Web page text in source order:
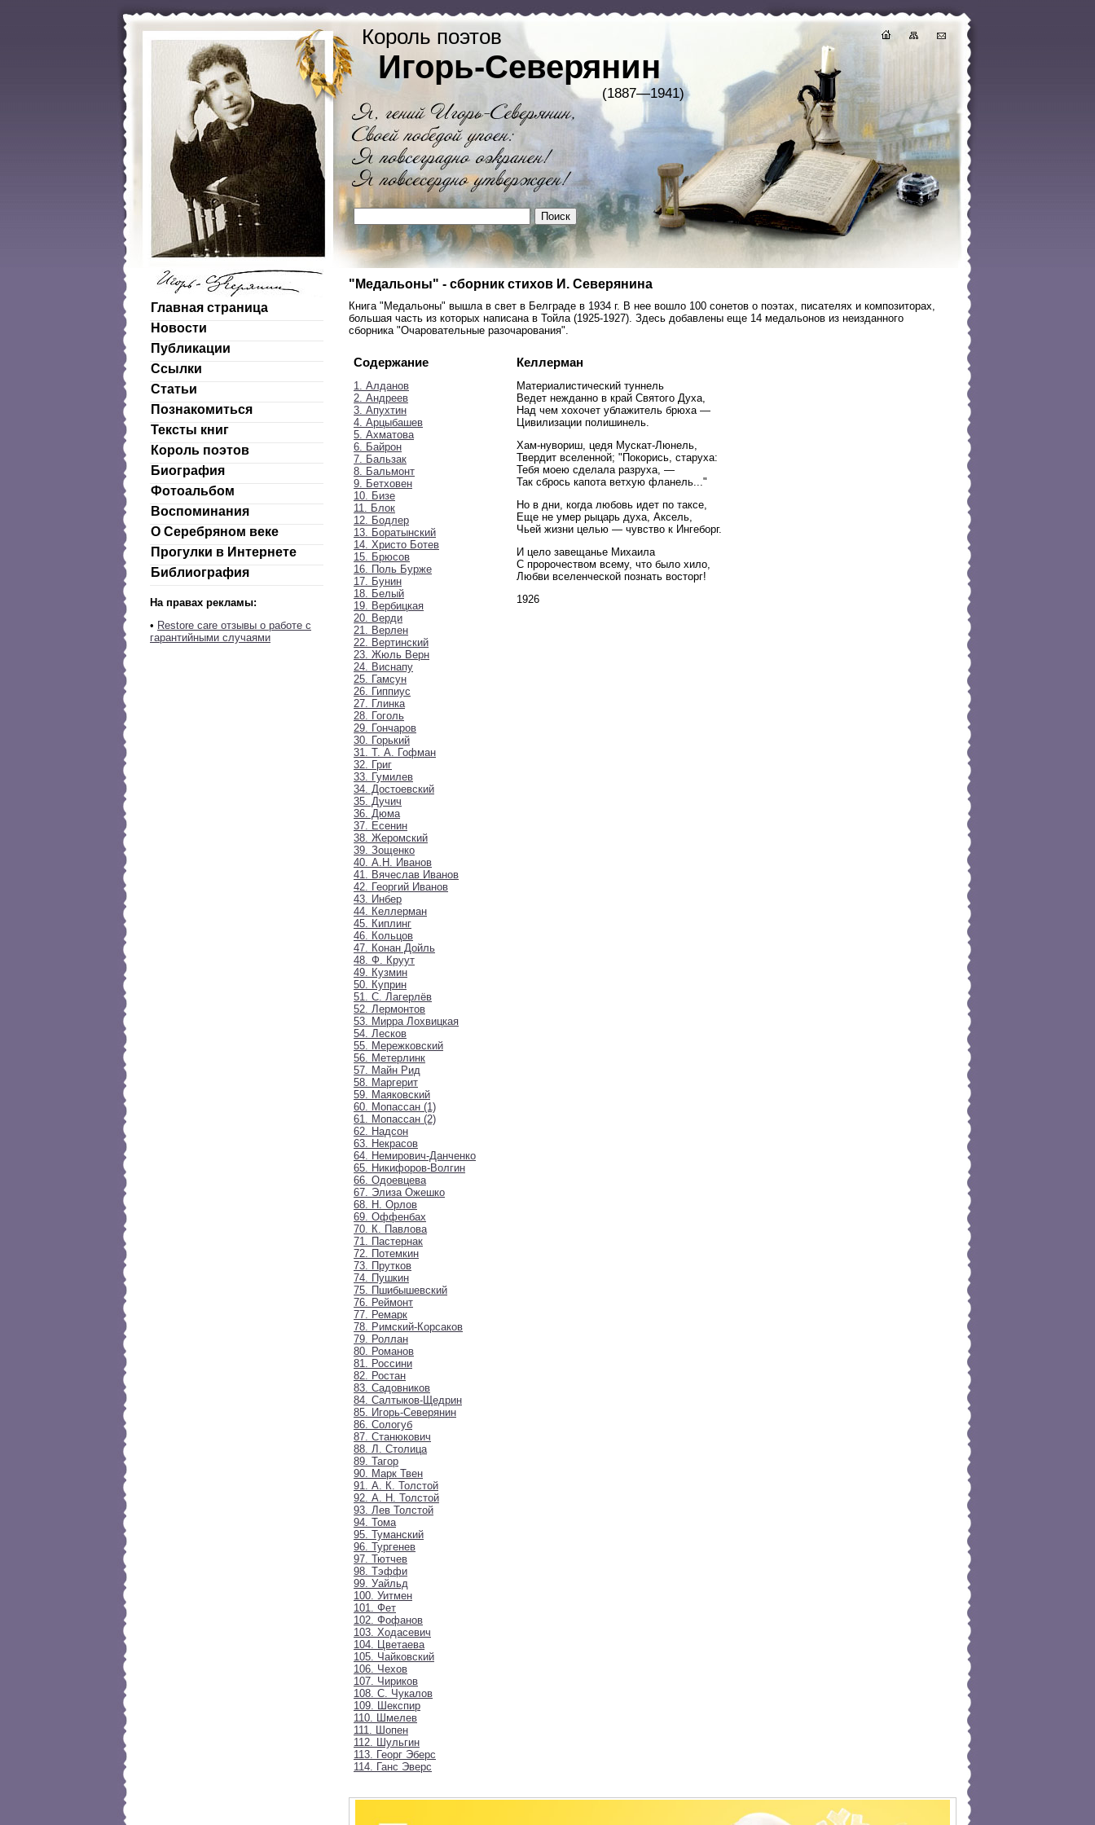
Король поэтов
Игорь-Северянин
(1887—1941)
Главная страница
Новости
Публикации
Ссылки
Статьи
Познакомиться
Тексты книг
Король поэтов
Биография
Фотоальбом
Воспоминания
О Серебряном веке
Прогулки в Интернете
Библиография
На правах рекламы:
• Restore care отзывы о работе с
гарантийными случаями
"Медальоны" - сборник стихов И. Северянина
Книга "Медальоны" вышла в свет в Белграде в 1934 г. В нее вошло 100 сонетов о поэтах, писателях и композиторах,
большая часть из которых написана в Тойла (1925-1927). Здесь добавлены еще 14 медальонов из неизданного
сборника "Очаровательные разочарования".
Содержание
1. Алданов
2. Андреев
3. Апухтин
4. Арцыбашев
5. Ахматова
6. Байрон
7. Бальзак
8. Бальмонт
9. Бетховен
10. Бизе
11. Блок
12. Бодлер
13. Боратынский
14. Христо Ботев
15. Брюсов
16. Поль Бурже
17. Бунин
18. Белый
19. Вербицкая
20. Верди
21. Верлен
22. Вертинский
23. Жюль Верн
24. Виснапу
25. Гамсун
26. Гиппиус
27. Глинка
28. Гоголь
29. Гончаров
30. Горький
31. Т. А. Гофман
32. Григ
33. Гумилев
34. Достоевский
35. Дучич
36. Дюма
37. Есенин
38. Жеромский
39. Зощенко
40. А.Н. Иванов
41. Вячеслав Иванов
42. Георгий Иванов
43. Инбер
44. Келлерман
45. Киплинг
46. Кольцов
47. Конан Дойль
48. Ф. Круут
49. Кузмин
50. Куприн
51. С. Лагерлёв
52. Лермонтов
53. Мирра Лохвицкая
54. Лесков
55. Мережковский
56. Метерлинк
57. Майн Рид
58. Маргерит
59. Маяковский
60. Мопассан (1)
61. Мопассан (2)
62. Надсон
63. Некрасов
64. Немирович-Данченко
65. Никифоров-Волгин
66. Одоевцева
67. Элиза Ожешко
68. Н. Орлов
69. Оффенбах
70. К. Павлова
71. Пастернак
72. Потемкин
73. Прутков
74. Пушкин
75. Пшибышевский
76. Реймонт
77. Ремарк
78. Римский-Корсаков
79. Роллан
80. Романов
81. Россини
82. Ростан
83. Садовников
84. Салтыков-Щедрин
85. Игорь-Северянин
86. Сологуб
87. Станюкович
88. Л. Столица
89. Тагор
90. Марк Твен
91. А. К. Толстой
92. А. Н. Толстой
93. Лев Толстой
94. Тома
95. Туманский
96. Тургенев
97. Тютчев
98. Тэффи
99. Уайльд
100. Уитмен
101. Фет
102. Фофанов
103. Ходасевич
104. Цветаева
105. Чайковский
106. Чехов
107. Чириков
108. С. Чукалов
109. Шекспир
110. Шмелев
111. Шопен
112. Шульгин
113. Георг Эберс
114. Ганс Эверс
Келлерман
Материалистический туннель
Ведет нежданно в край Святого Духа,
Над чем хохочет ублажитель брюха —
Цивилизации полишинель.
Хам-нувориш, цедя Мускат-Люнель,
Твердит вселенной; "Покорись, старуха:
Тебя моею сделала разруха, —
Так сбрось капота ветхую фланель..."
Но в дни, когда любовь идет по таксе,
Еще не умер рыцарь духа, Аксель,
Чьей жизни целью — чувство к Ингеборг.
И цело завещанье Михаила
С пророчеством всему, что было хило,
Любви вселенческой познать восторг!
1926